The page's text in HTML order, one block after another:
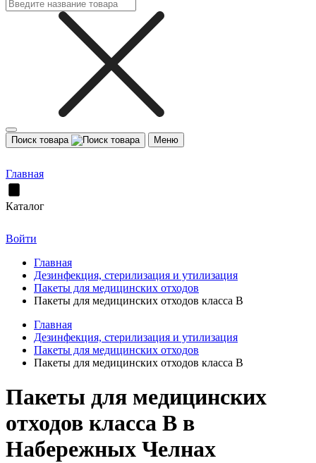
Поиск товара Меню
Главная
Каталог
Войти
Главная
Дезинфекция, стерилизация и утилизация
Пакеты для медицинских отходов
Пакеты для медицинских отходов класса В
Главная
Дезинфекция, стерилизация и утилизация
Пакеты для медицинских отходов
Пакеты для медицинских отходов класса В
Пакеты для медицинских
отходов класса В в
Набережных Челнах